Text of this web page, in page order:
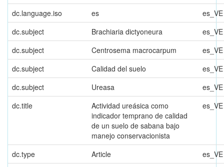
dc.language.iso es
es_VE
dc.subject
Brachiaria dictyoneura
es_VE
dc.subject
Centrosema macrocarpum
es_VE
dc.subject
Calidad del suelo
es_VE
dc.subject
Ureasa
es_VE
dc.title
Actividad ureásica como
indicador temprano de calidad
de un suelo de sabana bajo
manejo conservacionista
es_VE
dc.type Article
es_VE